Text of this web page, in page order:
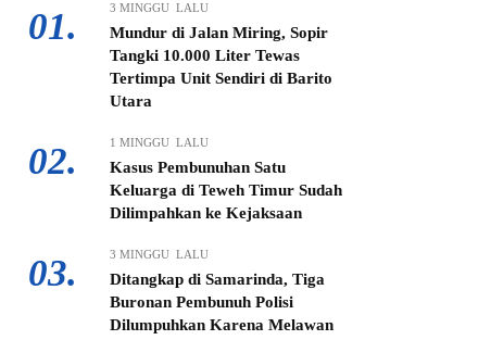
01. 3 MINGGU LALU
Mundur di Jalan Miring, Sopir
Tangki 10.000 Liter Tewas
Tertimpa Unit Sendiri di Barito
Utara
02. 1 MINGGU LALU
Kasus Pembunuhan Satu
Keluarga di Teweh Timur Sudah
Dilimpahkan ke Kejaksaan
03. 3 MINGGU LALU
Ditangkap di Samarinda, Tiga
Buronan Pembunuh Polisi
Dilumpuhkan Karena Melawan